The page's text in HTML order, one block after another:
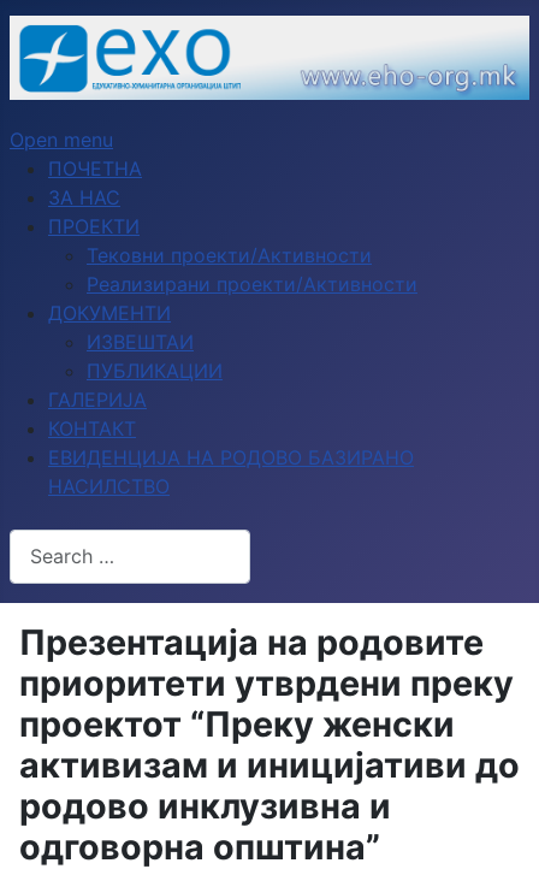
Open menu
ПОЧЕТНА
ЗА НАС
ПРОЕКТИ
Тековни проекти/Активности
Реализирани проекти/Активности
ДОКУМЕНТИ
ИЗВЕШТАИ
ПУБЛИКАЦИИ
ГАЛЕРИЈА
КОНТАКТ
ЕВИДЕНЦИЈА НА РОДОВО БАЗИРАНО
НАСИЛСТВО
Search
Type 2 or more characters for results.
Презентација на родовите
приоритети утврдени преку
проектот “Преку женски
активизам и иницијативи до
родово инклузивна и
одговорна општина”